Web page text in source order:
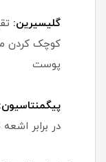
گلیسیرین:
پوست
پیگمنتاسیون:
در برابر